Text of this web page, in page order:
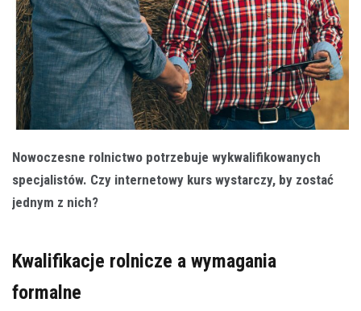
Nowoczesne rolnictwo potrzebuje wykwalifikowanych
specjalistów. Czy internetowy kurs wystarczy, by zostać
jednym z nich?
Kwalifikacje rolnicze a wymagania
formalne